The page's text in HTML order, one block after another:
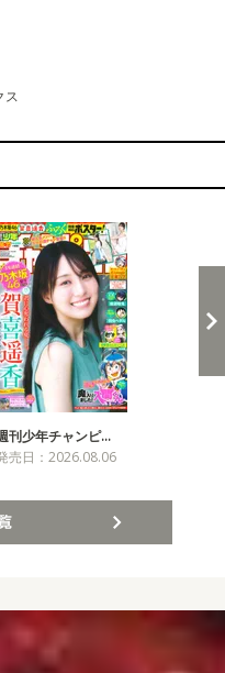
ス
刊少年チャンピ…
売日：2026.08.06